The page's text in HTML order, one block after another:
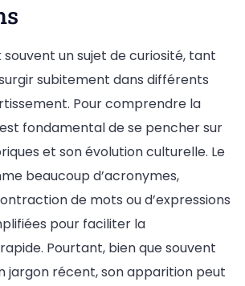
souvent un sujet de curiosité, tant
subitement dans différents
Pour comprendre la
fondamental de se pencher sur
et son évolution culturelle. Le
beaucoup d’acronymes,
de mots ou d’expressions
pour faciliter la
Pourtant, bien que souvent
jargon récent, son apparition peut